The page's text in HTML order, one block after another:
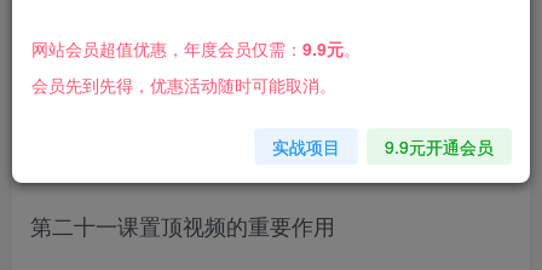
课程内容：
第二十一课置顶视频的重要作用
网站会员超值优惠，年度会员仅需： 9.9元。
会员先到先得，优惠活动随时可能取消。
实战项目 9.9元开通会员